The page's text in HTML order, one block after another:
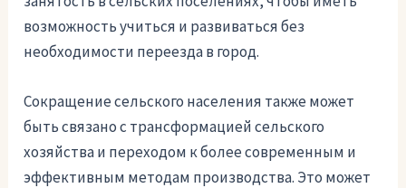
возможность учиться и развиваться без
необходимости переезда в город.
Сокращение сельского населения также может
быть связано с трансформацией сельского
хозяйства и переходом к более современным и
эффективным методам производства. Это может